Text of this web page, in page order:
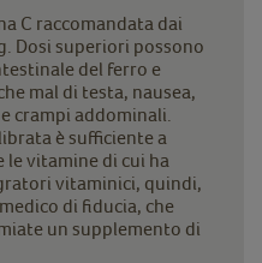
C raccomandata dai
Dosi superiori possono
del ferro e
mal di testa, nausea,
crampi addominali.
è sufficiente a
vitamine di cui ha
vitaminici, quindi,
di fiducia, che
un supplemento di